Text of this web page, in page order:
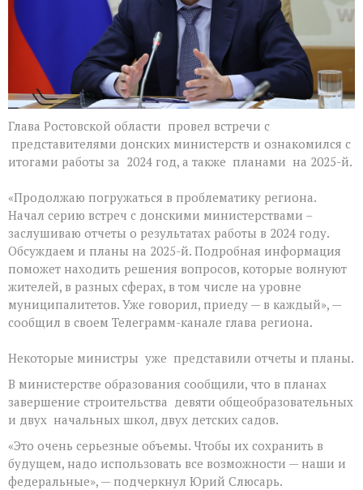
Глава Ростовской области провел встречи с
представителями донских министерств и ознакомился с
итогами работы за 2024 год, а также планами на 2025-й.
«Продолжаю погружаться в проблематику региона.
Начал серию встреч с донскими министерствами –
заслушиваю отчеты о результатах работы в 2024 году.
Обсуждаем и планы на 2025-й. Подробная информация
поможет находить решения вопросов, которые волнуют
жителей, в разных сферах, в том числе на уровне
муниципалитетов. Уже говорил, приеду — в каждый», —
сообщил в своем Телеграмм-канале глава региона.
Некоторые министры уже представили отчеты и планы.
В министерстве образования сообщили, что в планах
завершение строительства девяти общеобразовательных
и двух начальных школ, двух детских садов.
«Это очень серьезные объемы. Чтобы их сохранить в
будущем, надо использовать все возможности — наши и
федеральные», — подчеркнул Юрий Слюсарь.